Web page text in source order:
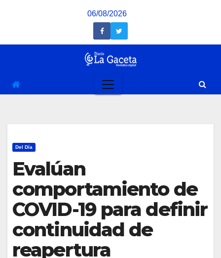
06/08/2026
Del Día
Evalúan
comportamiento de
COVID-19 para definir
continuidad de
reapertura